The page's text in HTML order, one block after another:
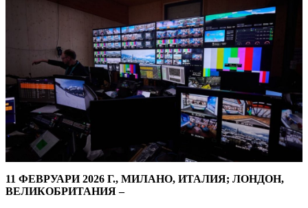
11 ФЕВРУАРИ 2026 Г., МИЛАНО, ИТАЛИЯ; ЛОНДОН,
ВЕЛИКОБРИТАНИЯ –